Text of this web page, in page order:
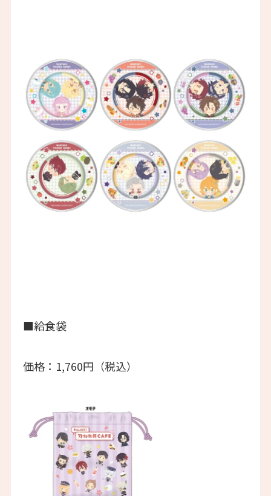
■給食袋
価格：1,760円（税込）